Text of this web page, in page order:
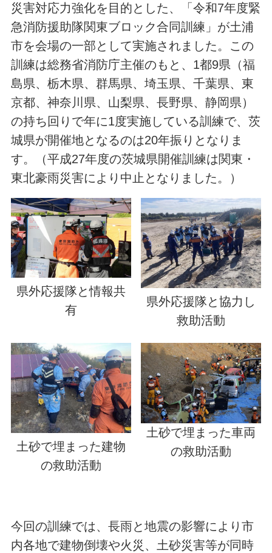
災害対応力強化を目的とした、「令和7年度緊
急消防援助隊関東ブロック合同訓練」が土浦
市を会場の一部として実施されました。この
訓練は総務省消防庁主催のもと、1都9県（福
島県、栃木県、群馬県、埼玉県、千葉県、東
京都、神奈川県、山梨県、長野県、静岡県）
の持ち回りで年に1度実施している訓練で、茨
城県が開催地となるのは20年振りとなりま
す。（平成27年度の茨城県開催訓練は関東・
東北豪雨災害により中止となりました。）
県外応援隊と情報共
有
県外応援隊と協力し
救助活動
土砂で埋まった建物
の救助活動
土砂で埋まった車両
の救助活動
今回の訓練では、長雨と地震の影響により市
内各地で建物倒壊や火災、土砂災害等が同時